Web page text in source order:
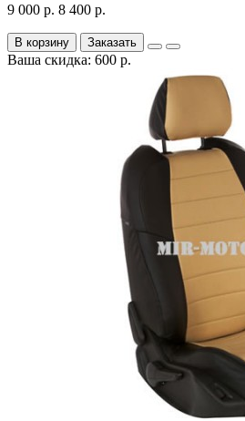
9 000 р. 8 400 р.
В корзину Заказать
Ваша скидка: 600 р.